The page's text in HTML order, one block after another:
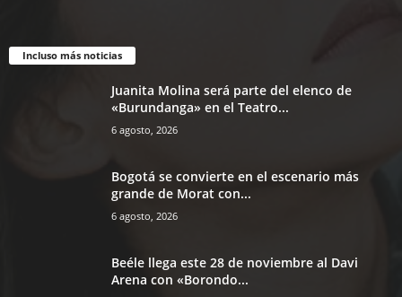
Incluso más noticias
Juanita Molina será parte del elenco de
«Burundanga» en el Teatro...
6 agosto, 2026
Bogotá se convierte en el escenario más
grande de Morat con...
6 agosto, 2026
Beéle llega este 28 de noviembre al Davi
Arena con «Borondo...